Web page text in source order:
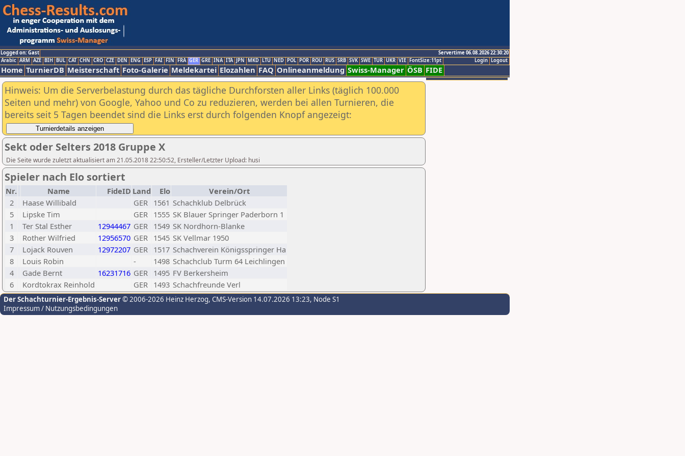
Logged on: Gast
Servertime 06.08.2026 22:30:20
Logout
Login
Arabic ARM AZE BIH BUL CAT CHN CRO CZE DEN ENG ESP FAI FIN FRA GER GRE INA ITA JPN MKD LTU NED POL POR ROU RUS SRB SVK SWE TUR UKR VIE FontSize:11pt
Home TurnierDB Meisterschaft Foto-Galerie Meldekartei Elozahlen FAQ Onlineanmeldung Swiss-Manager ÖSB FIDE
Hinweis: Um die Serverbelastung durch das tägliche Durchforsten aller Links (täglich 100.000
Seiten und mehr) von Google, Yahoo und Co zu reduzieren, werden bei allen Turnieren, die
bereits seit 5 Tagen beendet sind die Links erst durch folgenden Knopf angezeigt:
Sekt oder Selters 2018 Gruppe X
Die Seite wurde zuletzt aktualisiert am 21.05.2018 22:50:52, Ersteller/Letzter Upload: husi
Spieler nach Elo sortiert
Nr. Name FideID Land Elo
Verein/Ort
2
Haase Willibald GER 1561 Schachklub Delbrück
5
Lipske Tim GER 1555 SK Blauer Springer Paderborn 1
1
Ter Stal Esther 12944467 GER 1549 SK Nordhorn-Blanke
3
Rother Wilfried 12956570 GER 1545 SK Vellmar 1950
7
Lojack Rouven 12972207 GER 1517 Schachverein Königsspringer Ha
8
Louis Robin - 1498 Schachclub Turm 64 Leichlingen
4
Gade Bernt 16231716 GER 1495 FV Berkersheim
6
Kordtokrax Reinhold GER 1493 Schachfreunde Verl
Der Schachturnier-Ergebnis-Server© 2006-2026 Heinz Herzog, CMS-Version 14.07.2026 13:23, Node S1
Impressum / Nutzungsbedingungen